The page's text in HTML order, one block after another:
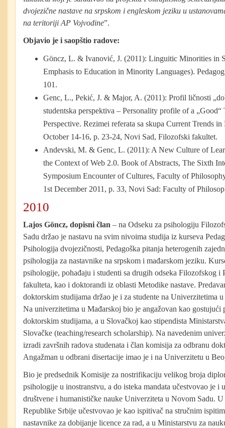
dvojezične nastave na srpskom i engleskom jeziku u
na teritoriji AP Vojvodine”.
Objavio je i saopštio radove:
Göncz, L. & Ivanović, J. (2011): Linguitic Minorities in
Emphasis to Education in Minority Languages).
101.
Genc, L., Pekić, J. & Major, A. (2011): Profil ličnosti
studentska perspektiva – Personality profile of a „Good“
Perspective. Rezimei referata sa skupa Current Trends
October 14-16, p. 23-24, Novi Sad, Filozofski fakultet.
Andevski, M. & Genc, L. (2011): A New Culture of
the Context of Web 2.0. Book of Abstracts, The Sixth
Symposium Encounter of Cultures, Faculty of
1st December 2011, p. 33, Novi Sad: Faculty of
2010
Lajos Göncz, dopisni član – na Odseku za psihologiju
Sadu držao je nastavu na svim nivoima studija iz kurseva
Psihologija dvojezičnosti, Pedagoška pitanja heterogenih
psihologija za nastavnike na srpskom i mađarskom jeziku.
psihologije, pohađaju i studenti sa drugih odseka Filozofskog i
fakulteta, kao i doktorandi iz oblasti Metodike nastave.
doktorskim studijama držao je i za studente na Univerzitetima
Na univerzitetima u Mađarskoj bio je angažovan kao gostujući
doktorskim studijama, a u Slovačkoj kao stipendista
Slovačke (teaching/research scholarship). Na navedenim
izradi završnih radova studenata i član komisija za odbranu
Angažman u odbrani disertacije imao je i na Univerzitetu u
Bio je predsednik Komisije za nostrifikaciju velikog broja
psihologije u inostranstvu, a do isteka mandata učestvovao je i
društvene i humanističke nauke Univerziteta u Novom Sadu.
Republike Srbije učestvovao je kao ispitivač na stručnim
nastavnike za dobijanje licence za rad, a u Ministarstvu za